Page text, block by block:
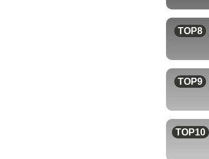
TOP8
TOP9
TOP10